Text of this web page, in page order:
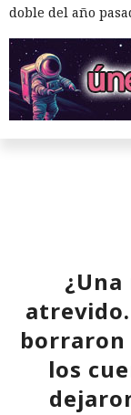
doble del año
no
autor,
10:34 / 07.08.2026
borraron
los